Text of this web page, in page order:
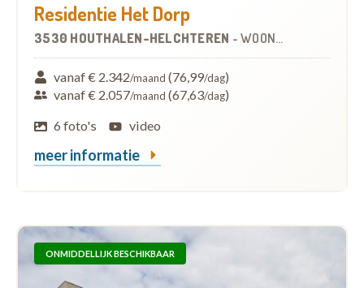
Residentie Het Dorp
3530 HOUTHALEN-HELCHTEREN - WOONZORGCENTRUM (WZC)
vanaf € 2.342/maand (76,99/dag)
vanaf € 2.057/maand (67,63/dag)
6 foto's
video
meer informatie
ONMIDDELLIJK BESCHIKBAAR